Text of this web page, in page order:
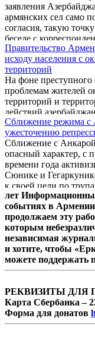
заявления
армянских сел само
согласия, такую
беседе с
военный эксперт Айк
Правительство
исходу населения с
территорий
На фоне преступного
проблемам жителей
территорий и
действий
мире "без
минимум,
из Сюника и
предусловий мира
Эрдогана, ведь
переговоры с
носят сугубо
условия мирных
территориальной
Азербайджана и
Сближение режима с
ужесточению
Сближение с
опасный характер, с
времени года
Сюнике и
к своей цели по
100%" мирное
никто не видел,
Армении
реакция турецкой
предложения по
демаркации
глаза не видел) – еще
что с капитулянтом
лет
событиях в
продолжаем эту
которым
независимая
и хотите, чтобы
можете поддержать
РЕКВИЗИТЫ ДЛЯ
Карта Сбербанка –
Форма для донатов